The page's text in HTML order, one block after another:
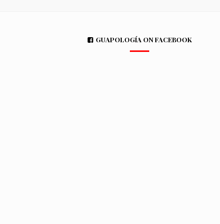
GUAPOLOGÍA ON FACEBOOK